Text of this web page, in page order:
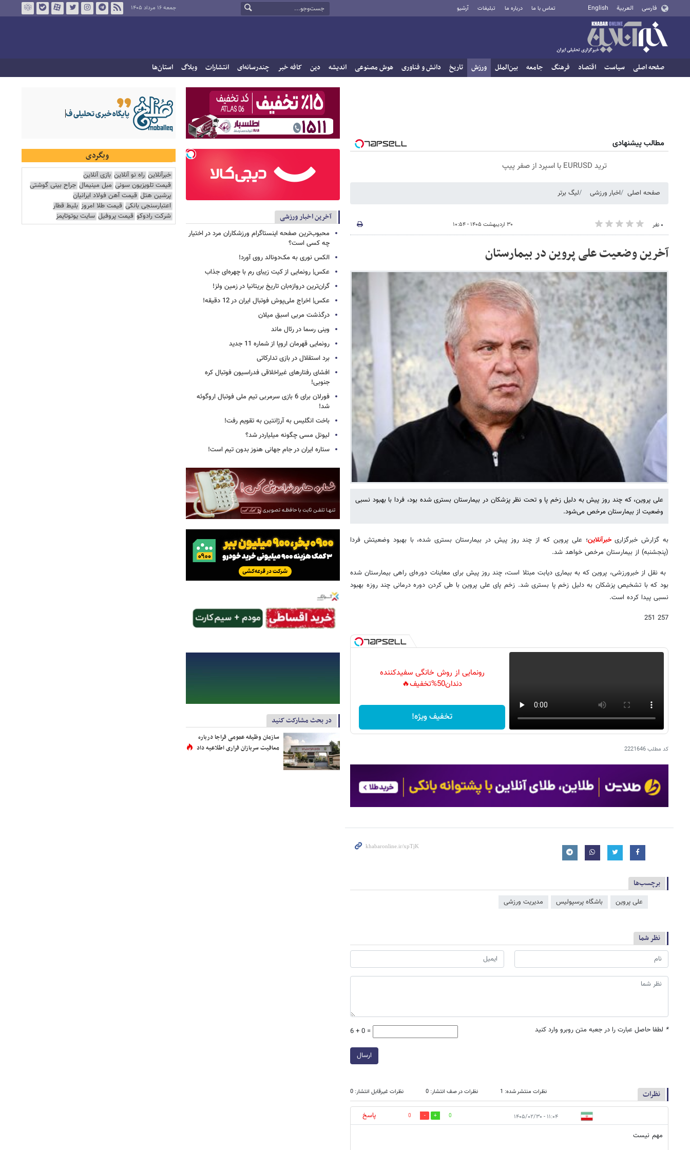
فارسی العربية English تماس با ما درباره ما تبلیغات آرشیو جمعه ۱۶ مرداد ۱۴۰۵
صفحه اصلی سیاست اقتصاد فرهنگ جامعه بین‌الملل ورزش تاریخ دانش و فناوری هوش مصنوعی اندیشه دین کافه خبر چندرسانه‌ای انتشارات وبلاگ استان‌ها
مطالب پیشنهادی
ترید EURUSD با اسپرد از صفر پیپ
صفحه اصلی اخبار ورزشی لیگ برتر
۰ نفر ۳۰ اردیبهشت ۱۴۰۵ - ۱۰:۵۴
آخرین وضعیت علی پروین در بیمارستان
علی پروین، که چند روز پیش به دلیل زخم پا و تحت نظر پزشکان در بیمارستان بستری شده بود، فردا با بهبود نسبی
وضعیت از بیمارستان مرخص می‌شود.
به گزارش خبرگزاریخبرآنلاین؛ علی پروین که از چند روز پیش در بیمارستان بستری شده، با بهبود وضعیتش فردا
(پنجشنبه) از بیمارستان مرخص خواهد شد.
به نقل از خبرورزشی، پروین که به بیماری دیابت مبتلا است، چند روز پیش برای معاینات دوره‌ای راهی بیمارستان شده
بود که با تشخیص پزشکان به دلیل زخم پا بستری شد. زخم پای علی پروین با طی کردن دوره درمانی چند روزه بهبود
نسبی پیدا کرده است.
257 251
رونمایی از روش خانگی سفیدکننده
دندان50%تخفیف🔥
تخفیف ویژه!
کد مطلب2221646
برچسب‌ها
علی پروین باشگاه پرسپولیس مدیریت ورزشی
نظر شما
* لطفا حاصل عبارت را در جعبه متن روبرو وارد کنید 6 + 0 =
ارسال
نظرات نظرات منتشر شده: 1 نظرات در صف انتشار: 0 نظرات غیرقابل انتشار: 0
۱۱:۰۴ - ۱۴۰۵/۰۲/۳۰ 0
0
پاسخ
مهم نیست
آخرین اخبار ورزشی
محبوب‌ترین صفحه اینستاگرام ورزشکاران مرد در اختیار
چه کسی است؟
الکس نوری به مک‌دونالد روی آورد!
عکس| رونمایی از کیت زیبای رم با چهره‌ای جذاب
گران‌ترین دروازه‌بان تاریخ بریتانیا در زمین ولز!
عکس| اخراج ملی‌پوش فوتبال ایران در 12 دقیقه!
درگذشت مربی اسبق میلان
وینی رسما در رئال ماند
رونمایی قهرمان اروپا از شماره 11 جدید
برد استقلال در بازی تدارکاتی
افشای رفتارهای غیراخلاقی فدراسیون فوتبال کره
جنوبی!
فورلان برای 6 بازی سرمربی تیم ملی فوتبال اروگوئه
شد!
باخت انگلیس به آرژانتین به تقویم رفت!
لیونل مسی چگونه میلیاردر شد؟
ستاره ایران در جام جهانی هنوز بدون تیم است!
در بحث مشارکت کنید
سازمان وظیفه عمومی فراجا درباره
معافیت سربازان فراری اطلاعیه داد
وبگردی
خبرآنلاین راه نو آنلاین بازی آنلاین
قیمت تلویزیون سونی مبل مینیمال جراح بینی گوشتی
پرشین هتل قیمت آهن فولاد ایرانیان
اعتبارسنجی بانکی قیمت طلا امروز بلیط قطار
شرکت رادوکو قیمت پروفیل سایت یوتوتایمز